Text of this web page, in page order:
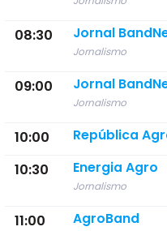
08:30 Jornal
Jornalismo
09:00 Jornal
Jornalismo
10:00 República
10:30 Energia Agro
Jornalismo
11:00 AgroBand